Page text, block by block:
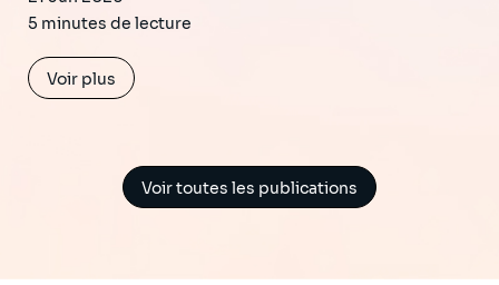
5 minutes de lecture
Voir plus
Voir toutes les publications